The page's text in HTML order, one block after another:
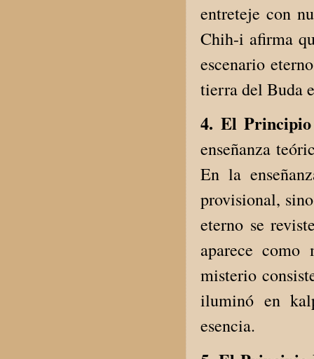
entreteje con
Chih-i afirma
escenario
tierra del Buda
4. El
enseñanza
En la
provisional,
eterno se
aparece como
misterio
iluminó en
esencia.